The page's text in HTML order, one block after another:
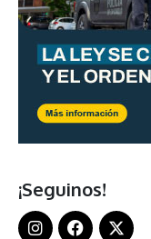
¡Seguinos!